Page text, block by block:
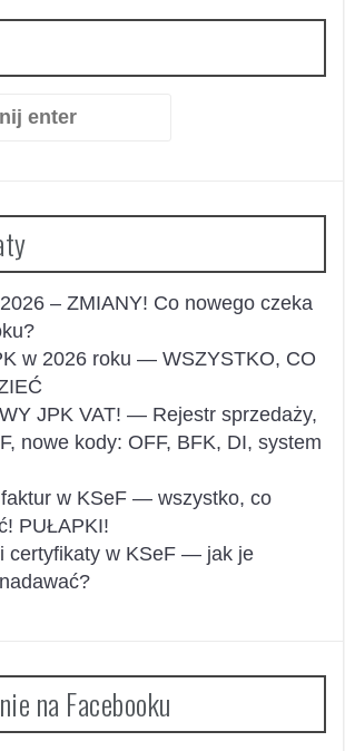
– ZMIANY! Co nowego czeka
w 2026 roku — WSZYSTKO, CO
JPK VAT! — Rejestr sprzedaży,
nowe kody: OFF, BFK, DI, system
w KSeF — wszystko, co
PUŁAPKI!
certyfikaty w KSeF — jak je
na Facebooku